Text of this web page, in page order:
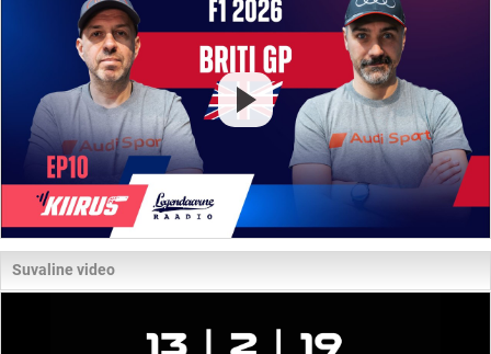
Suvaline video